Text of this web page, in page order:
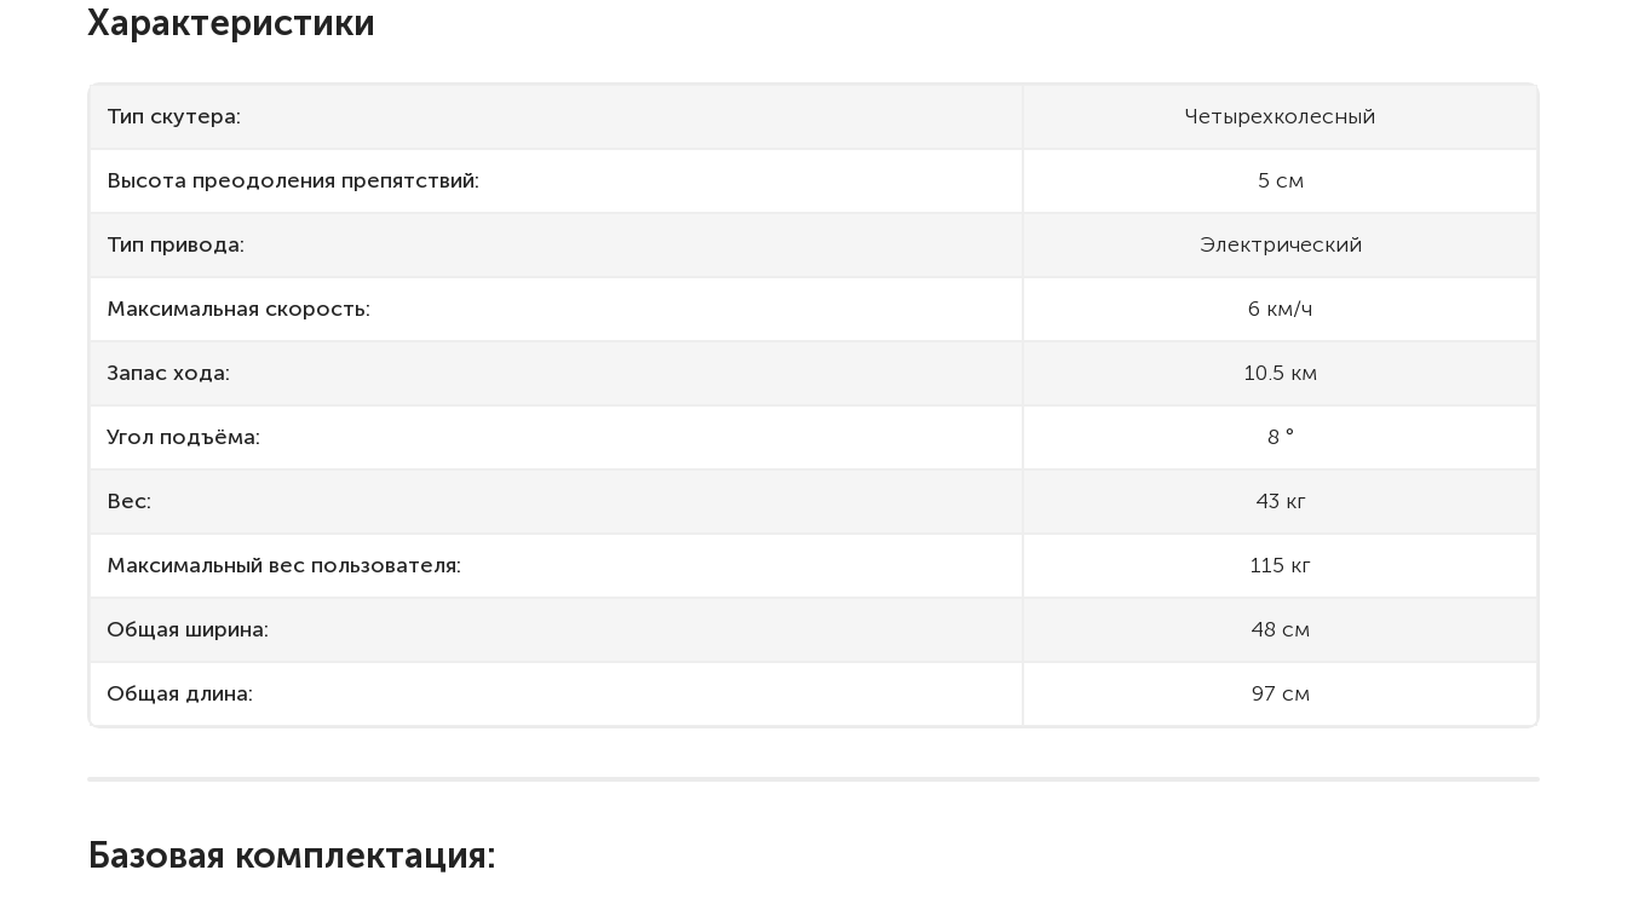
Характеристики
Тип скутера: Четырехколесный
Высота преодоления препятствий: 5 см
Тип привода: Электрический
Максимальная скорость: 6 км/ч
Запас хода: 10.5 км
Угол подъёма: 8 °
Вес: 43 кг
Максимальный вес пользователя: 115 кг
Общая ширина: 48 см
Общая длина: 97 см
Базовая комплектация: